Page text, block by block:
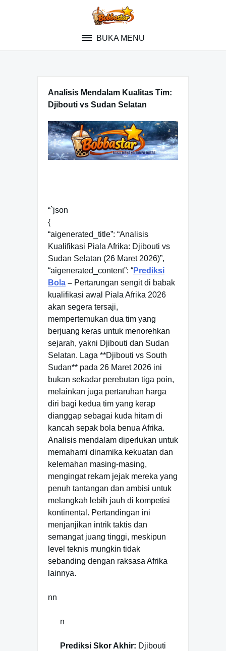
BUKA MENU
Analisis Mendalam Kualitas Tim:
Djibouti vs Sudan Selatan
“`json
{
“aigenerated_title”: “Analisis
Kualifikasi Piala Afrika: Djibouti vs
Sudan Selatan (26 Maret 2026)”,
“aigenerated_content”: “Prediksi
Bola – Pertarungan sengit di babak
kualifikasi awal Piala Afrika 2026
akan segera tersaji,
mempertemukan dua tim yang
berjuang keras untuk menorehkan
sejarah, yakni Djibouti dan Sudan
Selatan. Laga **Djibouti vs South
Sudan** pada 26 Maret 2026 ini
bukan sekadar perebutan tiga poin,
melainkan juga pertaruhan harga
diri bagi kedua tim yang kerap
dianggap sebagai kuda hitam di
kancah sepak bola benua Afrika.
Analisis mendalam diperlukan untuk
memahami dinamika kekuatan dan
kelemahan masing-masing,
mengingat rekam jejak mereka yang
penuh tantangan dan ambisi untuk
melangkah lebih jauh di kompetisi
kontinental. Pertandingan ini
menjanjikan intrik taktis dan
semangat juang tinggi, meskipun
level teknis mungkin tidak
sebanding dengan raksasa Afrika
lainnya.
nn
n
Prediksi Skor Akhir: Djibouti